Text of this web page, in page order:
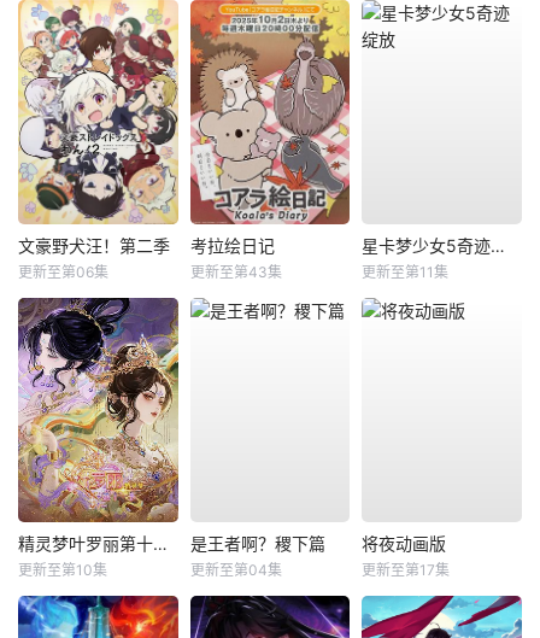
文豪野犬汪！第二季
更新至第06集
考拉绘日记
更新至第43集
星卡梦少女5奇迹绽放
更新至第11集
精灵梦叶罗丽第十一季（下）
更新至第10集
是王者啊？稷下篇
更新至第04集
将夜动画版
更新至第17集